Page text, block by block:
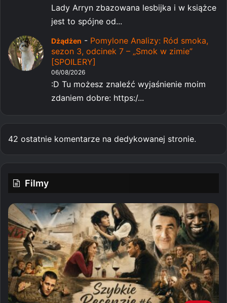
Lady Arryn zbazowana lesbijka i w książce
jest to spójne od...
Dżądżen - Pomylone Analizy: Ród smoka,
sezon 3, odcinek 7 – „Smok w zimie”
[SPOILERY]
06/08/2026
:D Tu możesz znaleźć wyjaśnienie moim
zdaniem dobre: https:/...
42 ostatnie komentarze na dedykowanej stronie.
Filmy